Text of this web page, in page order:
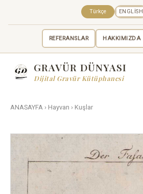
REFERANSLAR HAKKIMIZDA
Türkçe ENGLISH
GRAVÜR DÜNYASI
Dijital Gravür Kütüphanesi
ANASAYFA › Hayvan › Kuşlar